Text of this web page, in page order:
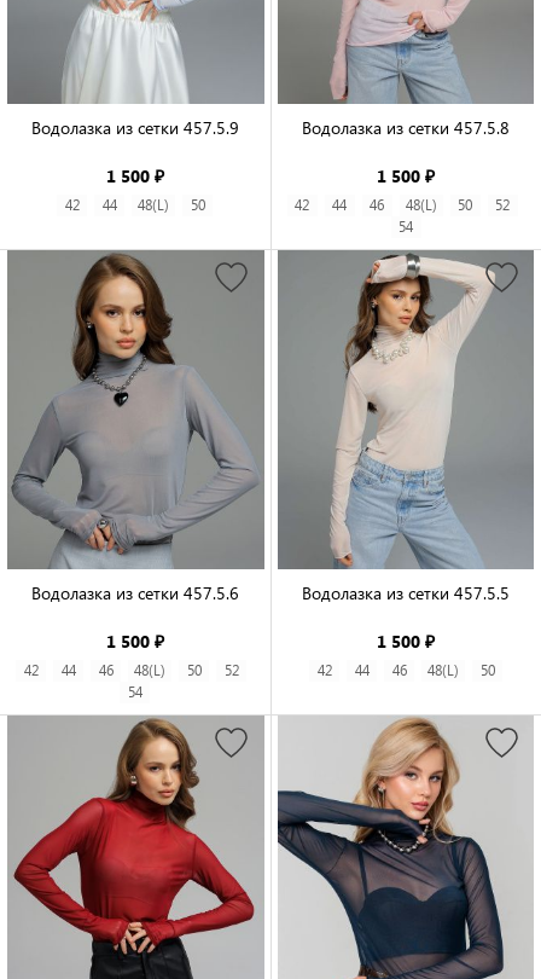
Водолазка из сетки 457.5.9
1 500 ₽
42 44 48(L) 50
Водолазка из сетки 457.5.8
1 500 ₽
42 44 46 48(L) 50
52
54
Водолазка из сетки 457.5.6
1 500 ₽
42 44 46 48(L) 50
52
54
Водолазка из сетки 457.5.5
1 500 ₽
42 44 46 48(L) 50